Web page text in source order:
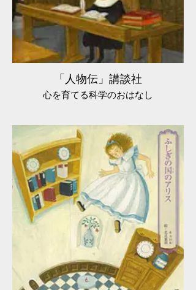
「人物伝」講談社
心を育てる科学のおはなし